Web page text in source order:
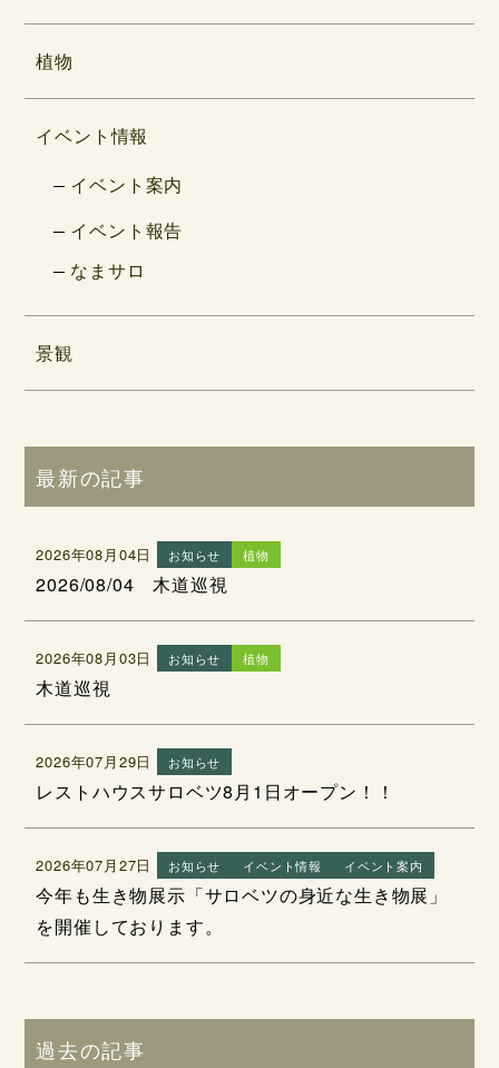
植物
イベント情報
イベント案内
イベント報告
なまサロ
景観
最新の記事
2026年08月04日 お知らせ 植物
2026/08/04 木道巡視
2026年08月03日 お知らせ 植物
木道巡視
2026年07月29日 お知らせ
レストハウスサロベツ8月1日オープン！！
2026年07月27日 お知らせ イベント情報 イベント案内
今年も生き物展示「サロベツの身近な生き物展」
を開催しております。
過去の記事